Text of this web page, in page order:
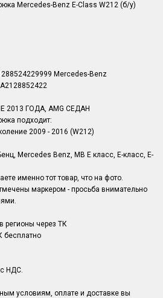
Mercedes-Benz E-Class W212 (б/у)
Mercedes-Benz
2013 ГОДА, AMG СЕДАН
подходит:
2009 - 2016 (W212)
Mercedes Benz, MB Е класс, Е-класс, E-
именно тот товар, что на фото.
маркером - просьба внимательно
регионы через ТК
бесплатно
НДС.
условиям, оплате и доставке вы